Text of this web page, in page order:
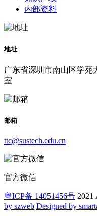
内部资料
地址
广东省深圳市南山区学苑
室
邮箱
ttc@sustech.edu.cn
官方微信
粤ICP备 14051456号 2021
by szweb Designed by